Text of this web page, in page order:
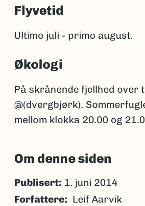
Flyvetid
Ultimo juli - primo august.
Økologi
På skrånende fjellhed
@(dvergbjørk).
mellom klokka 20.00 og
Om denne siden
Publisert: 1. juni 2014
Forfattere
Leif Aarvik